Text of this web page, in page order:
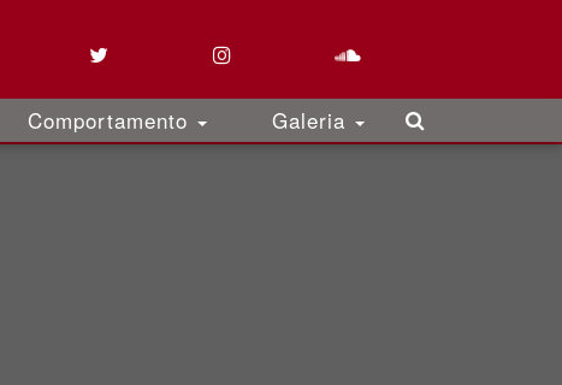
Comportamento Galeria